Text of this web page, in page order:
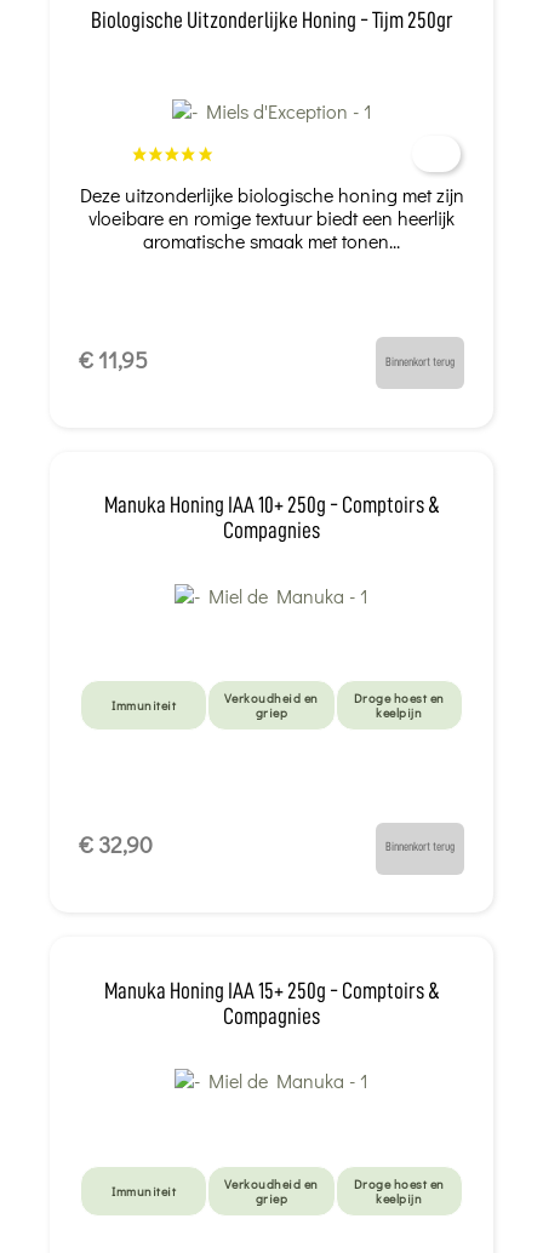
Biologische Uitzonderlijke Honing - Tijm 250gr
Deze uitzonderlijke biologische honing met zijn
vloeibare en romige textuur biedt een heerlijk
aromatische smaak met tonen...
€ 11,95 Binnenkort terug
Manuka Honing IAA 10+ 250g - Comptoirs &
Compagnies
Immuniteit
Verkoudheid en
griep
Droge hoest en
keelpijn
€ 32,90 Binnenkort terug
Manuka Honing IAA 15+ 250g - Comptoirs &
Compagnies
Immuniteit
Verkoudheid en
griep
Droge hoest en
keelpijn